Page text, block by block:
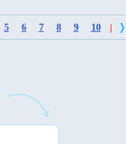
5 6 7 8 9 10